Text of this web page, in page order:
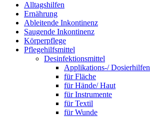
Alltagshilfen
Ernährung
Ableitende Inkontinenz
Saugende Inkontinenz
Körperpflege
Pflegehilfsmittel
Desinfektionsmittel
Applikations-/ Dosierhilfen
für Fläche
für Hände/ Haut
für Instrumente
für Textil
für Wunde